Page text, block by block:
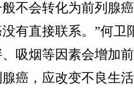
不会转化为前列腺
有直接联系。”何卫
吸烟等因素会增加
癌，应改变不良生